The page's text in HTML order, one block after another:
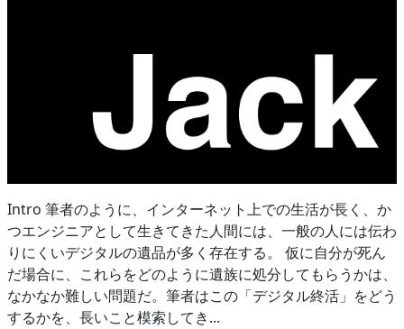
Intro 筆者のように、インターネット上での生活が長く、か
つエンジニアとして生きてきた人間には、一般の人には伝わ
りにくいデジタルの遺品が多く存在する。 仮に自分が死ん
だ場合に、これらをどのように遺族に処分してもらうかは、
なかなか難しい問題だ。筆者はこの「デジタル終活」をどう
するかを、長いこと模索してき...